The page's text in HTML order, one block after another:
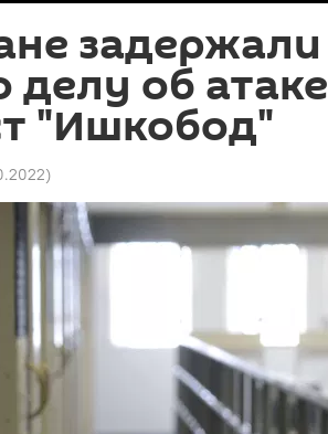
задержали
делу об атаке
"Ишкобод"
)